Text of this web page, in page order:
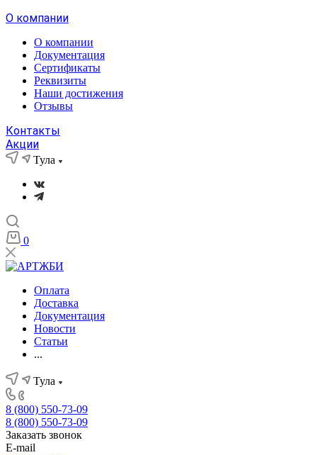
О компании
О компании
Документация
Сертификаты
Реквизиты
Наши достижения
Отзывы
Контакты
Акции
Тула
0
Оплата
Доставка
Документация
Новости
Статьи
...
Тула
8 (800) 550-73-09
8 (800) 550-73-09
Заказать звонок
E-mail